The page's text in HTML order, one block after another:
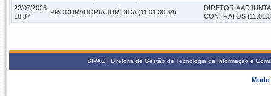
22/07/2026
18:37
PROCURADORIA JURÍDICA (11.01.00.34)
DIRETORIA
CONTRATOS
SIPAC | Diretoria de Gestão de Tecnologia da Informação e
Modo